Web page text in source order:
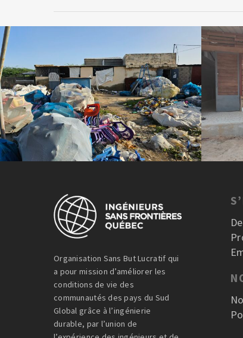
Organisation Sans But Lucratif qui
a pour mission d’améliorer les
conditions de vie des
communautés des pays du Sud
Global grâce à l’ingénierie
durable, par l’union de